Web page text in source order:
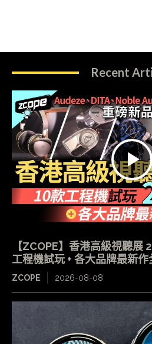
Recent
【ZCOPE】香港高級視聽展
工程機試玩 + 各大品牌最新作
ZCOPE 2026-08-08